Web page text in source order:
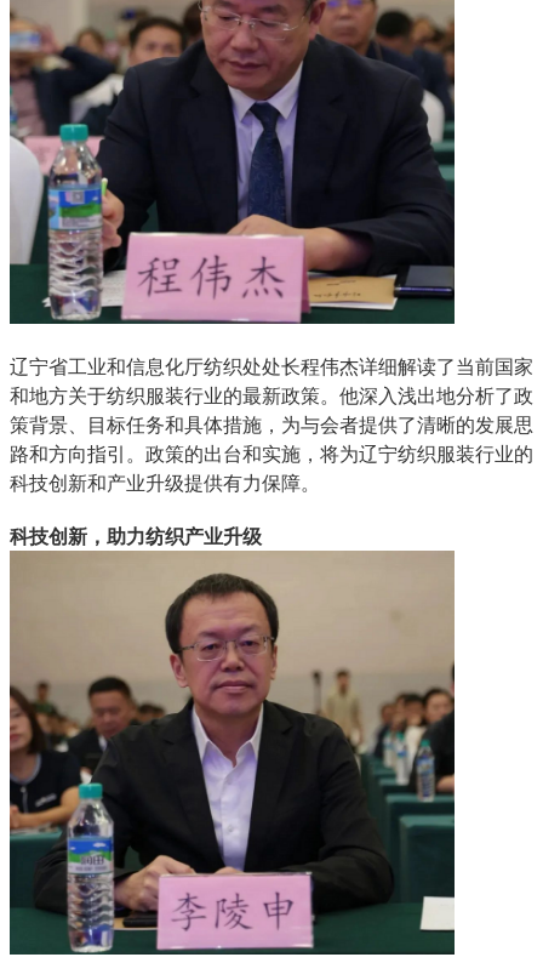
辽宁省工业和信息化厅纺织处处长程伟杰详细解读了当前国家
和地方关于纺织服装行业的最新政策。他深入浅出地分析了政
策背景、目标任务和具体措施，为与会者提供了清晰的发展思
路和方向指引。政策的出台和实施，将为辽宁纺织服装行业的
科技创新和产业升级提供有力保障。
科技创新，助力纺织产业升级